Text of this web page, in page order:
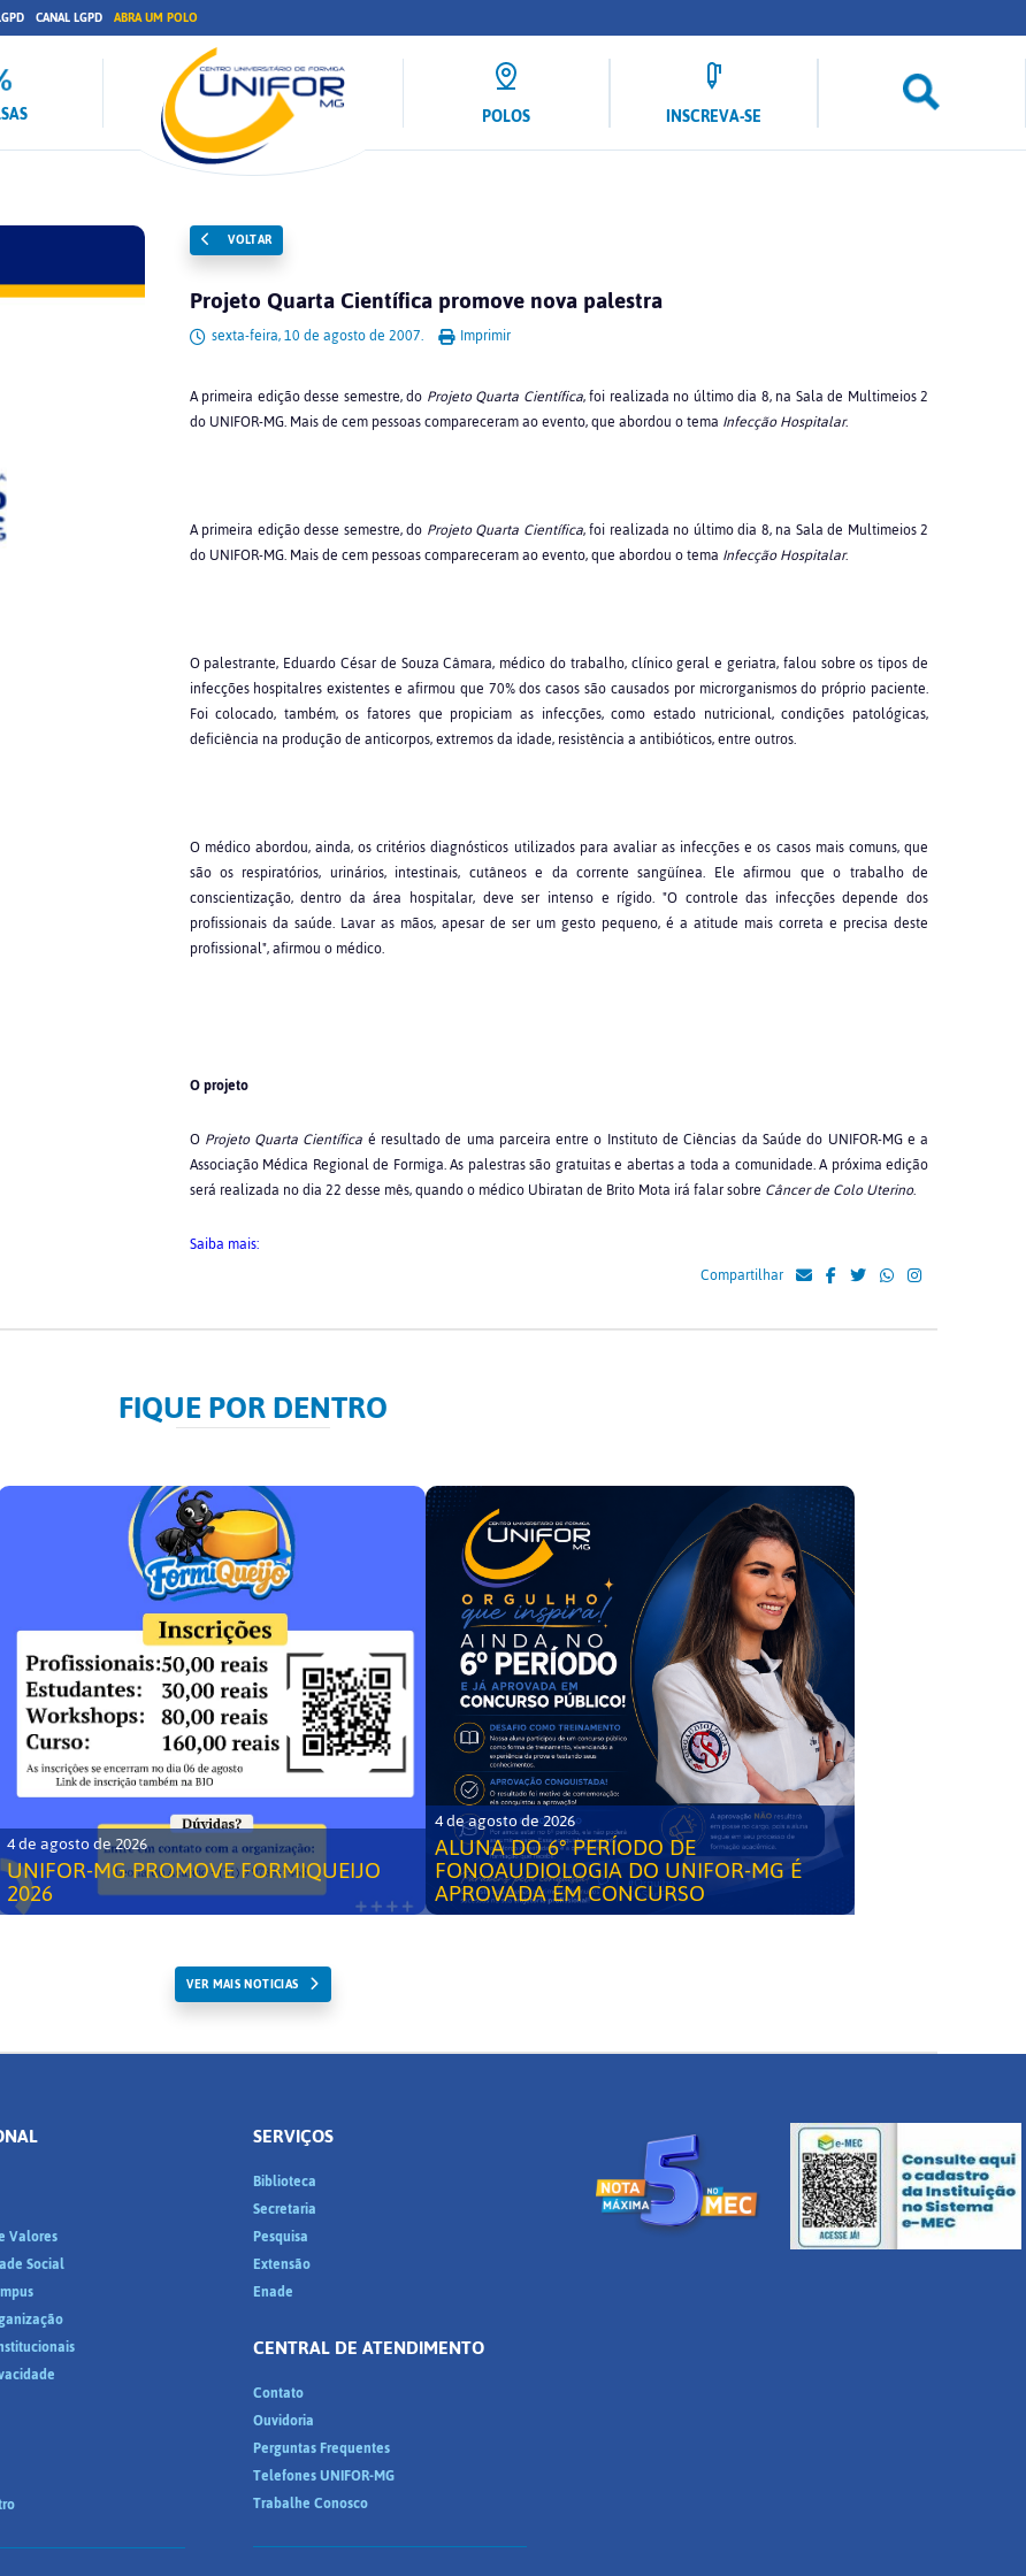
CANAL LGPD ABRA UM POLO
POLOS INSCREVA-SE
VOLTAR
Projeto Quarta Científica promove nova palestra
sexta-feira, 10 de agosto de 2007. Imprimir
A primeira edição desse semestre, do Projeto Quarta Científica, foi realizada no último dia 8, na Sala de Multimeios 2
do UNIFOR-MG. Mais de cem pessoas compareceram ao evento, que abordou o tema Infecção Hospitalar.
A primeira edição desse semestre, do Projeto Quarta Científica, foi realizada no último dia 8, na Sala de Multimeios 2
do UNIFOR-MG. Mais de cem pessoas compareceram ao evento, que abordou o tema Infecção Hospitalar.
O palestrante, Eduardo César de Souza Câmara, médico do trabalho, clínico geral e geriatra, falou sobre os tipos de
infecções hospitalres existentes e afirmou que 70% dos casos são causados por microrganismos do próprio paciente.
Foi colocado, também, os fatores que propiciam as infecções, como estado nutricional, condições patológicas,
deficiência na produção de anticorpos, extremos da idade, resistência a antibióticos, entre outros.
O médico abordou, ainda, os critérios diagnósticos utilizados para avaliar as infecções e os casos mais comuns, que
são os respiratórios, urinários, intestinais, cutâneos e da corrente sangüínea. Ele afirmou que o trabalho de
conscientização, dentro da área hospitalar, deve ser intenso e rígido. "O controle das infecções depende dos
profissionais da saúde. Lavar as mãos, apesar de ser um gesto pequeno, é a atitude mais correta e precisa deste
profissional", afirmou o médico.
O projeto
O Projeto Quarta Científica é resultado de uma parceira entre o Instituto de Ciências da Saúde do UNIFOR-MG e a
Associação Médica Regional de Formiga. As palestras são gratuitas e abertas a toda a comunidade. A próxima edição
será realizada no dia 22 desse mês, quando o médico Ubiratan de Brito Mota irá falar sobre Câncer de Colo Uterino.
Saiba mais:
Compartilhar
FIQUE POR DENTRO
4 de agosto de 2026
UNIFOR-MG PROMOVE FORMIQUEIJO
2026
4 de agosto de 2026
ALUNA DO 6° PERÍODO DE
FONOAUDIOLOGIA DO UNIFOR-MG É
APROVADA EM CONCURSO
VER MAIS NOTICIAS
Valores
Social
SERVIÇOS
Biblioteca
Secretaria
Pesquisa
Extensão
Enade
CENTRAL DE ATENDIMENTO
Contato
Ouvidoria
Perguntas Frequentes
Telefones UNIFOR-MG
Trabalhe Conosco